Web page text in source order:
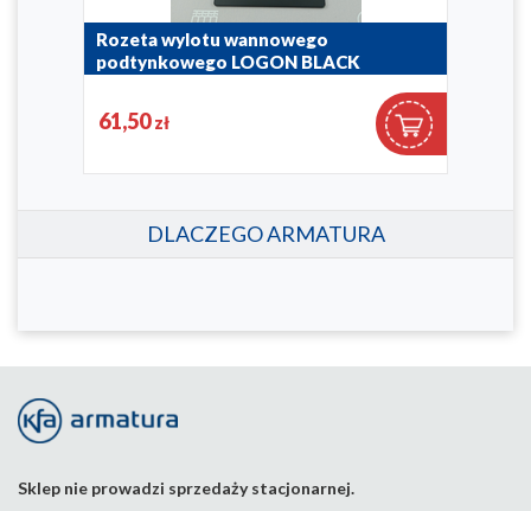
Rozeta wylotu wannowego
podtynkowego LOGON BLACK
61,50zł
DLACZEGO ARMATURA
Sklep nie prowadzi sprzedaży stacjonarnej.